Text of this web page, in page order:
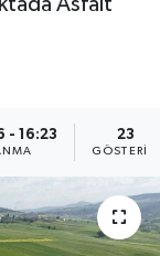
Asfalt
- 16:23 23
GÖSTERIM